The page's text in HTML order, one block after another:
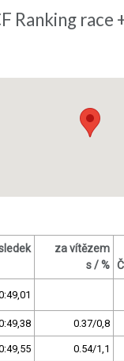
Ranking race
za vítězem
s / %
0.37/0,8
0.54/1,1